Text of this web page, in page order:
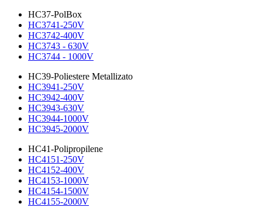
HC37-PolBox
HC3741-250V
HC3742-400V
HC3743 - 630V
HC3744 - 1000V
HC39-Poliestere Metallizato
HC3941-250V
HC3942-400V
HC3943-630V
HC3944-1000V
HC3945-2000V
HC41-Polipropilene
HC4151-250V
HC4152-400V
HC4153-1000V
HC4154-1500V
HC4155-2000V